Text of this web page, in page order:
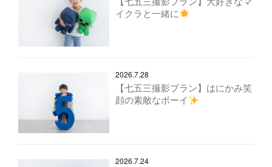
イクラと一緒に
2026.7.28
【七五三撮影プラン】はにかみ笑
顔の素敵なボーイ
2026.7.24